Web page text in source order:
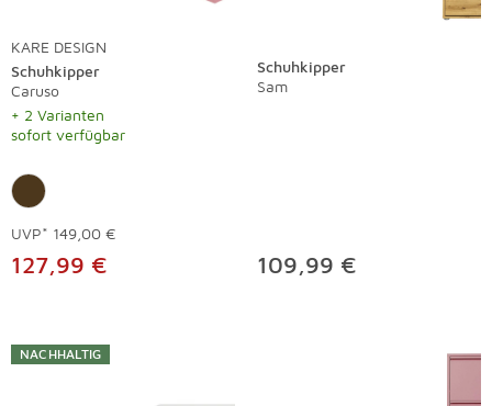
KARE DESIGN
Schuhkipper
Caruso
+ 2 Varianten
sofort verfügbar
UVP* 149,00 €
127,99 €
Schuhkipper
Sam
109,99 €
NACHHALTIG